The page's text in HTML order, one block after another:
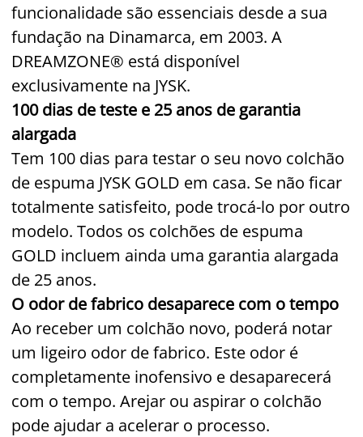
funcionalidade são essenciais desde a sua
fundação na Dinamarca, em 2003. A
DREAMZONE® está disponível
exclusivamente na JYSK.
100 dias de teste e 25 anos de garantia
alargada
Tem 100 dias para testar o seu novo colchão
de espuma JYSK GOLD em casa. Se não ficar
totalmente satisfeito, pode trocá-lo por outro
modelo. Todos os colchões de espuma
GOLD incluem ainda uma garantia alargada
de 25 anos.
O odor de fabrico desaparece com o tempo
Ao receber um colchão novo, poderá notar
um ligeiro odor de fabrico. Este odor é
completamente inofensivo e desaparecerá
com o tempo. Arejar ou aspirar o colchão
pode ajudar a acelerar o processo.